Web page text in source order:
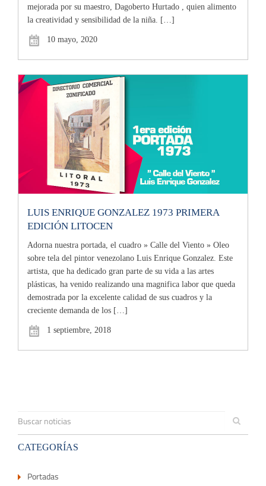
mejorada por su maestro, Dagoberto Hurtado , quien alimento
la creatividad y sensibilidad de la niña. […]
10 mayo, 2020
LUIS ENRIQUE GONZALEZ 1973 PRIMERA
EDICIÓN LITOCEN
Adorna nuestra portada, el cuadro » Calle del Viento » Oleo
sobre tela del pintor venezolano Luis Enrique Gonzalez. Este
artista, que ha dedicado gran parte de su vida a las artes
plásticas, ha venido realizando una magnifica labor que queda
demostrada por la excelente calidad de sus cuadros y la
creciente demanda de los […]
1 septiembre, 2018
CATEGORÍAS
Portadas